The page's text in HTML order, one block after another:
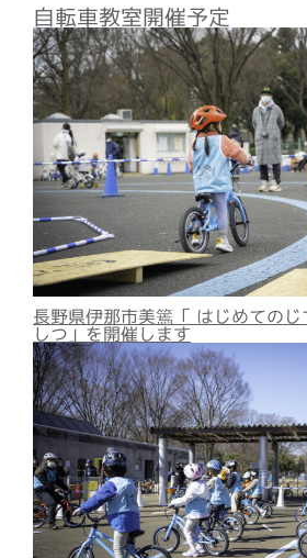
自転車教室開催予定
長野県伊那市美篶「 はじめてのじ
しつ」を開催します